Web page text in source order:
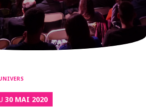
30 MAI 2020